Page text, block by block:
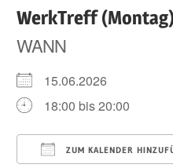
WerkTreff
WANN
15.06.2026
18:00 bis 20:00
ZUM KALENDER